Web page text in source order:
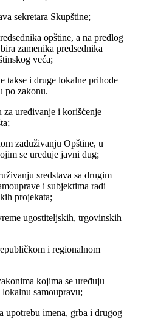
sekretara Skupštine;
opštine, a na predlog
zamenika predsednika
veća;
takse i druge lokalne prihode
po zakonu.
za uređivanje i korišćenje
zaduživanju Opštine, u
se uređuje javni dug;
sredstava sa drugim
i subjektima radi
projekata;
ugostiteljskih, trgovinskih
i regionalnom
kojima se uređuju
samoupravu;
upotrebu imena, grba i drugog